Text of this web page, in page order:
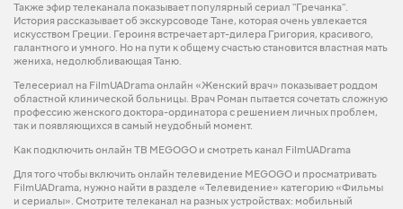
Также эфир телеканала показывает популярный сериал "Гречанка".
История рассказывает об экскурсоводе Тане, которая очень увлекается
искусством Греции. Героиня встречает арт-дилера Григория, красивого,
галантного и умного. Но на пути к общему счастью становится властная мать
жениха, недолюбливающая Таню.
Телесериал на FilmUADramа онлайн «Женский врач» показывает роддом
областной клинической больницы. Врач Роман пытается сочетать сложную
профессию женского доктора-ординатора с решением личных проблем,
так и появляющихся в самый неудобный момент.
Как подключить онлайн ТВ MEGOGO и смотреть канал FilmUADrama
Для того чтобы включить онлайн телевидение MEGOGO и просматривать
FilmUADrama, нужно найти в разделе «Телевидение» категорию «Фильмы
и сериалы». Смотрите телеканал на разных устройствах: мобильный